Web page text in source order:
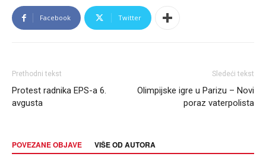
Facebook Twitter
Prethodni tekst
Protest radnika EPS-a 6.
avgusta
Sledeći tekst
Olimpijske igre u Parizu – Novi
poraz vaterpolista
POVEZANE OBJAVE VIŠE OD AUTORA